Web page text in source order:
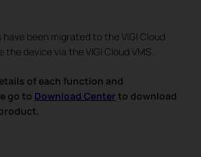
been migrated to the VIGI Cloud
the device via the VIGI Cloud VMS.
of each function and
go to Download Center to download